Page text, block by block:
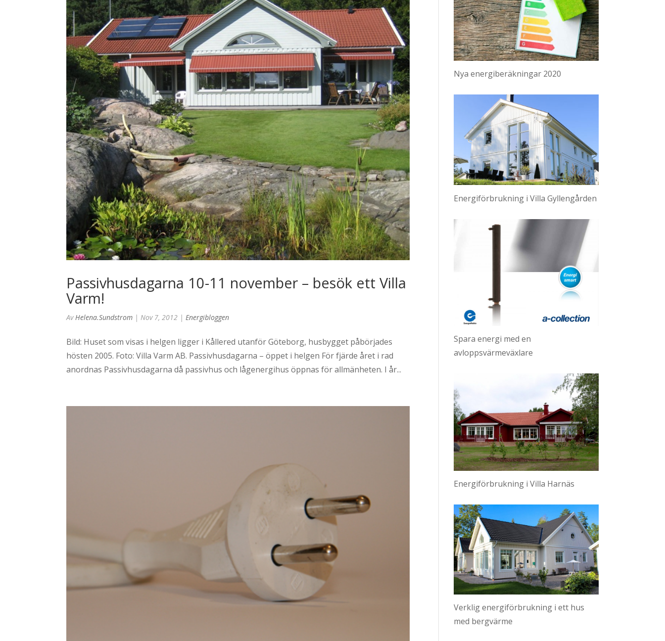
Passivhusdagarna 10-11 november – besök ett Villa
Varm!
AvHelena.sundstrom |Nov 7, 2012 |Energibloggen
Bild: Huset som visas i helgen ligger i Kållered utanför Göteborg, husbygget påbörjades
hösten 2005. Foto: Villa Varm AB. Passivhusdagarna – öppet i helgen För fjärde året i rad
anordnas Passivhusdagarna då passivhus och lågenergihus öppnas för allmänheten. I år...
Nya energiberäkningar 2020
Energiförbrukning i Villa Gyllengården
Spara energi med en
avloppsvärmeväxlare
Energiförbrukning i Villa Harnäs
Verklig energiförbrukning i ett hus
med bergvärme